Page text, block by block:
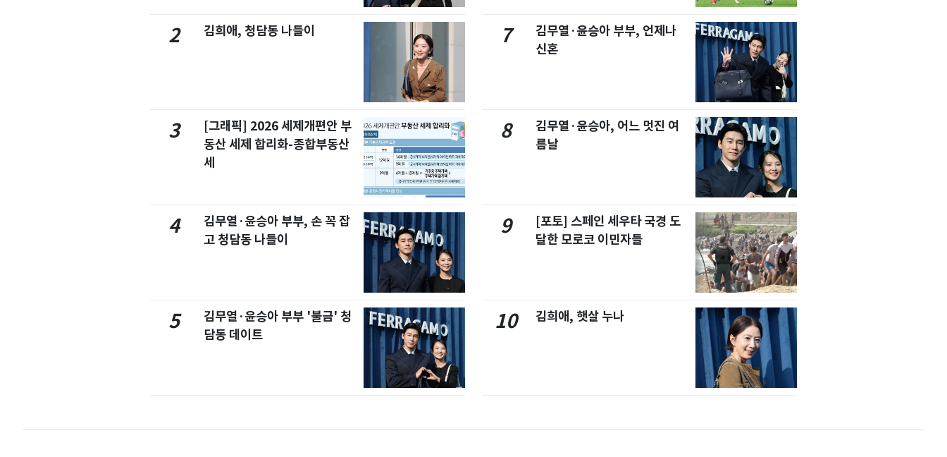
2 김희애, 청담동 나들이
3
[그래픽] 2026 세제개편안 부
동산 세제 합리화-종합부동산
세
4
김무열·윤승아 부부, 손 꼭 잡
고 청담동 나들이
5
김무열·윤승아 부부 '불금' 청
담동 데이트
7
김무열·윤승아 부부, 언제나
신혼
8
김무열·윤승아, 어느 멋진 여
름날
9
[포토] 스페인 세우타 국경 도
달한 모로코 이민자들
10 김희애, 햇살 누나